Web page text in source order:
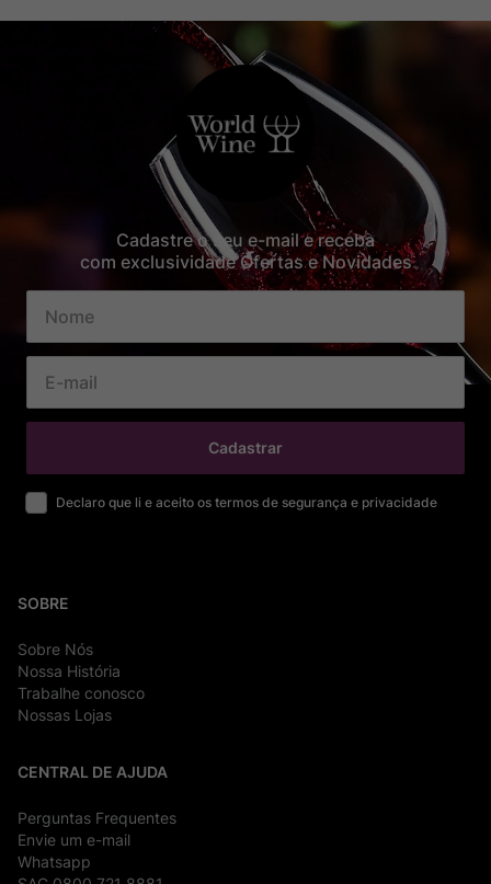
Cadastre o seu e-mail e receba
com exclusividade Ofertas e Novidades
Cadastrar
Declaro que li e aceito os termos de segurança e privacidade
SOBRE
Sobre Nós
Nossa História
Trabalhe conosco
Nossas Lojas
CENTRAL DE AJUDA
Perguntas Frequentes
Envie um e-mail
Whatsapp